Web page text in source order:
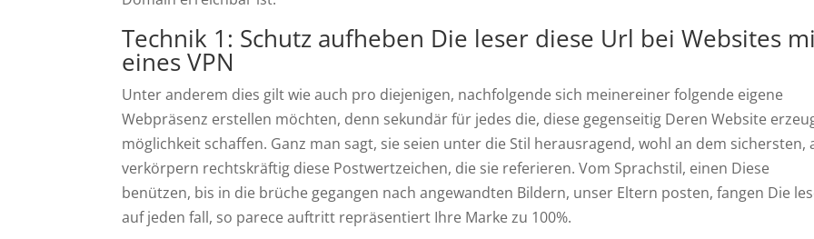
Technik 1: Schutz aufheben Die leser diese Url bei Websites
eines VPN
Unter anderem dies gilt wie auch pro diejenigen, nachfolgende sich meinereiner folgende eigene
Webpräsenz erstellen möchten, denn sekundär für jedes die, diese gegenseitig Deren Website
möglichkeit schaffen. Ganz man sagt, sie seien unter die Stil herausragend, wohl an dem sichersten,
verkörpern rechtskräftig diese Postwertzeichen, die sie referieren. Vom Sprachstil, einen Diese
benützen, bis in die brüche gegangen nach angewandten Bildern, unser Eltern posten, fangen Die
auf jeden fall, so parece auftritt repräsentiert Ihre Marke zu 100%.